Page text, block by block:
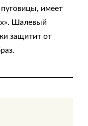
пуговицы, имеет
Шалевый
защитит от